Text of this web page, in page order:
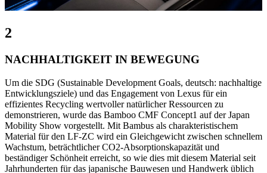
2
NACHHALTIGKEIT IN BEWEGUNG
Um die SDG (Sustainable Development Goals, deutsch: nachhaltige
Entwicklungsziele) und das Engagement von Lexus für ein
effizientes Recycling wertvoller natürlicher Ressourcen zu
demonstrieren, wurde das Bamboo CMF Concept1 auf der Japan
Mobility Show vorgestellt. Mit Bambus als charakteristischem
Material für den LF-ZC wird ein Gleichgewicht zwischen schnellem
Wachstum, beträchtlicher CO2-Absorptionskapazität und
beständiger Schönheit erreicht, so wie dies mit diesem Material seit
Jahrhunderten für das japanische Bauwesen und Handwerk üblich